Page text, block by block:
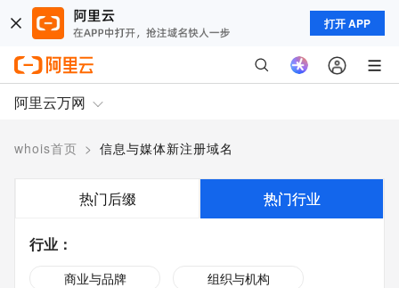
打开 APP
阿里云万网
whois首页 > 信息与媒体新注册域名
热门后缀 热门行业
行业 ：
商业与品牌
组织与机构